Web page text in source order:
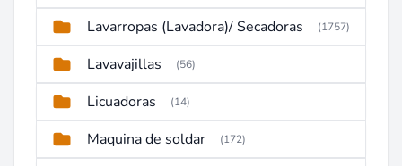
Lavarropas (Lavadora)/ Secadoras (1757)
Lavavajillas (56)
Licuadoras (14)
Maquina de soldar (172)